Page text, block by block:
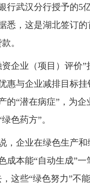
行武汉分行授予的5
悉，这是湖北签订
。
资企业（项目）评价
惠与企业减排目标
的“潜在病症”，为企
色药方”。
，企业在绿色生产和
成本能“自动生成”一
这些“绿色努力”不